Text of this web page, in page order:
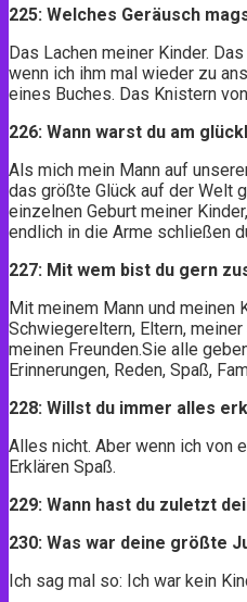
225: Welches Geräusch
Das Lachen meiner Kinder.
wenn ich ihm mal wieder zu
eines Buches. Das Knistern
226: Wann warst du am
Als mich mein Mann auf
das größte Glück auf der Welt
einzelnen Geburt meiner
endlich in die Arme schließen
227: Mit wem bist du gern
Mit meinem Mann und meinen
Schwiegereltern, Eltern,
meinen Freunden.Sie alle
Erinnerungen, Reden, Spaß,
228: Willst du immer alles
Alles nicht. Aber wenn ich von
Erklären Spaß.
229: Wann hast du zuletzt
230: Was war deine größte
Ich sag mal so: Ich war kein